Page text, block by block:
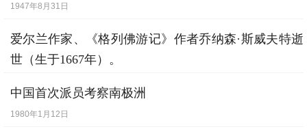
1947年8月31日
爱尔兰作家、《格列佛游记》作者乔纳森·斯威夫特逝
世（生于1667年）。
中国首次派员考察南极洲
1980年1月12日